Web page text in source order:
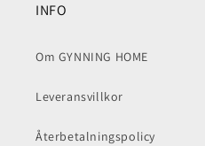
INFO
Om GYNNING HOME
Leveransvillkor
Återbetalningspolicy